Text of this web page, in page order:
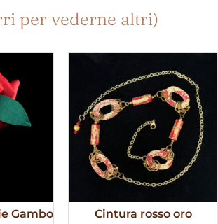
per vederne altri)
Gambo
Cintura rosso oro